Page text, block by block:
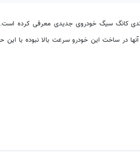
کانگ سیگ خودروی جدیدی معرفی کرده است.